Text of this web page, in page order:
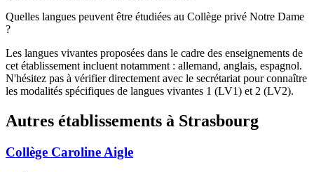
Quelles langues peuvent être étudiées au Collège privé Notre Dame
?
Les langues vivantes proposées dans le cadre des enseignements de
cet établissement incluent notamment : allemand, anglais, espagnol.
N'hésitez pas à vérifier directement avec le secrétariat pour connaître
les modalités spécifiques de langues vivantes 1 (LV1) et 2 (LV2).
Autres établissements à Strasbourg
Collège Caroline Aigle